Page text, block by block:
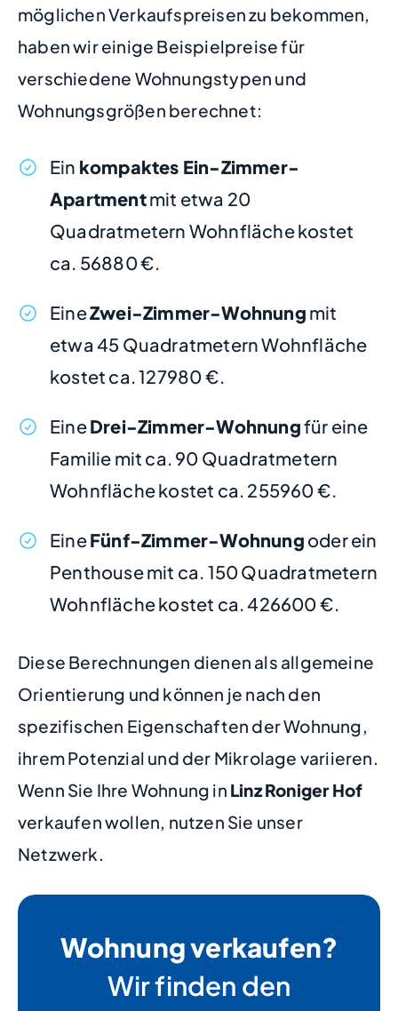
möglichen Verkaufspreisen zu bekommen,
haben wir einige Beispielpreise für
verschiedene Wohnungstypen und
Wohnungsgrößen berechnet:
Ein kompaktes Ein-Zimmer-
Apartmentmit etwa 20
Quadratmetern Wohnfläche kostet
ca. 56880 €.
EineZwei-Zimmer-Wohnung mit
etwa 45 Quadratmetern Wohnfläche
kostet ca. 127980 €.
EineDrei-Zimmer-Wohnungfür eine
Familie mit ca. 90 Quadratmetern
Wohnfläche kostet ca. 255960 €.
EineFünf-Zimmer-Wohnung oder ein
Penthouse mit ca. 150 Quadratmetern
Wohnfläche kostet ca. 426600 €.
Diese Berechnungen dienen als allgemeine
Orientierung und können je nach den
spezifischen Eigenschaften der Wohnung,
ihrem Potenzial und der Mikrolage variieren.
Wenn Sie Ihre Wohnung in Linz Roniger Hof
verkaufen wollen, nutzen Sie unser
Netzwerk.
Wohnung verkaufen?
Wir finden den